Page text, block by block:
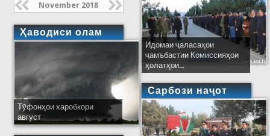
November 2018
Ҳаводиси олам
Тӯфонҳои харобкори
август
Идомаи ҷаласаҳои
ҷамъбастии Комиссияҳои
ҳолатҳои...
Сарбози наҷот